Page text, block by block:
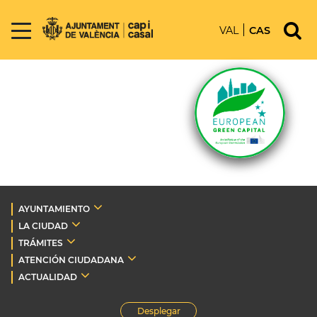
VAL CAS
AYUNTAMIENTO
LA CIUDAD
TRÁMITES
ATENCIÓN CIUDADANA
ACTUALIDAD
Desplegar